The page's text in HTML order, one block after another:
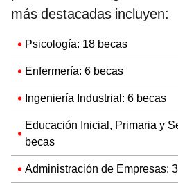
más destacadas incluyen:
Psicología: 18 becas
Enfermería: 6 becas
Ingeniería Industrial: 6 becas
Educación Inicial, Primaria y
becas
Administración de Empresas: